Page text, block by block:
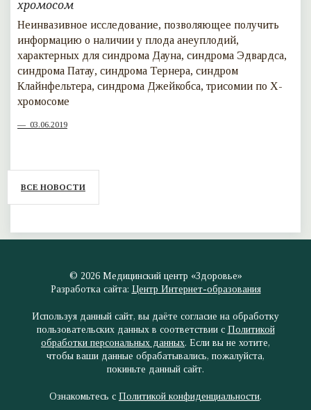
хромосом
Неинвазивное исследование, позволяющее получить
информацию о наличии у плода анеуплодий,
характерных для синдрома Дауна, синдрома Эдвардса,
синдрома Патау, синдрома Тернера, синдром
Клайнфельтера, синдрома Джейкобса, трисомии по Х-
хромосоме
03.06.2019
ВСЕ НОВОСТИ
© 2026 Медицинский центр «Здоровье»
Разработка сайта: Центр Интернет-образования
Используя данный сайт, вы даёте согласие на обработку
пользовательских данных в соответствии с Политикой
обработки персональных данных. Если вы не хотите,
чтобы ваши данные обрабатывались, пожалуйста,
покиньте данный сайт.
Ознакомьтесь с Политикой конфиденциальности.